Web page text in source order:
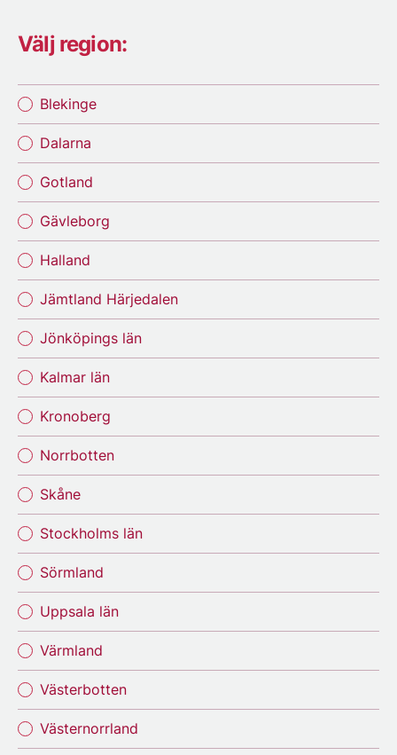
Välj region:
Blekinge
Dalarna
Gotland
Gävleborg
Halland
Jämtland Härjedalen
Jönköpings län
Kalmar län
Kronoberg
Norrbotten
Skåne
Stockholms län
Sörmland
Uppsala län
Värmland
Västerbotten
Västernorrland